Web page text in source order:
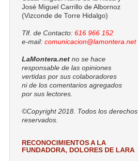
José Miguel Carrillo de Albornoz
(Vizconde de Torre Hidalgo)
Tlf. de Contacto: 616 966 152
e-mail: comunicacion@lamontera.net
LaMontera.net no se hace
responsable de las opiniones
vertidas por sus colaboradores
ni de los comentarios agregados
por sus lectores.
©Copyright 2018. Todos los derechos
reservados.
RECONOCIMIENTOS A LA
FUNDADORA, DOLORES DE LARA